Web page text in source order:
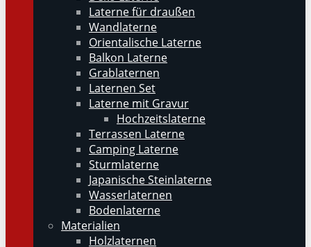
Laterne für draußen
Wandlaterne
Orientalische Laterne
Balkon Laterne
Grablaternen
Laternen Set
Laterne mit Gravur
Hochzeitslaterne
Terrassen Laterne
Camping Laterne
Sturmlaterne
Japanische Steinlaterne
Wasserlaternen
Bodenlaterne
Materialien
Holzlaternen